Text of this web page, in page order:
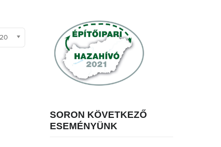
#
20
SORON KÖVETKEZŐ
ESEMÉNYÜNK